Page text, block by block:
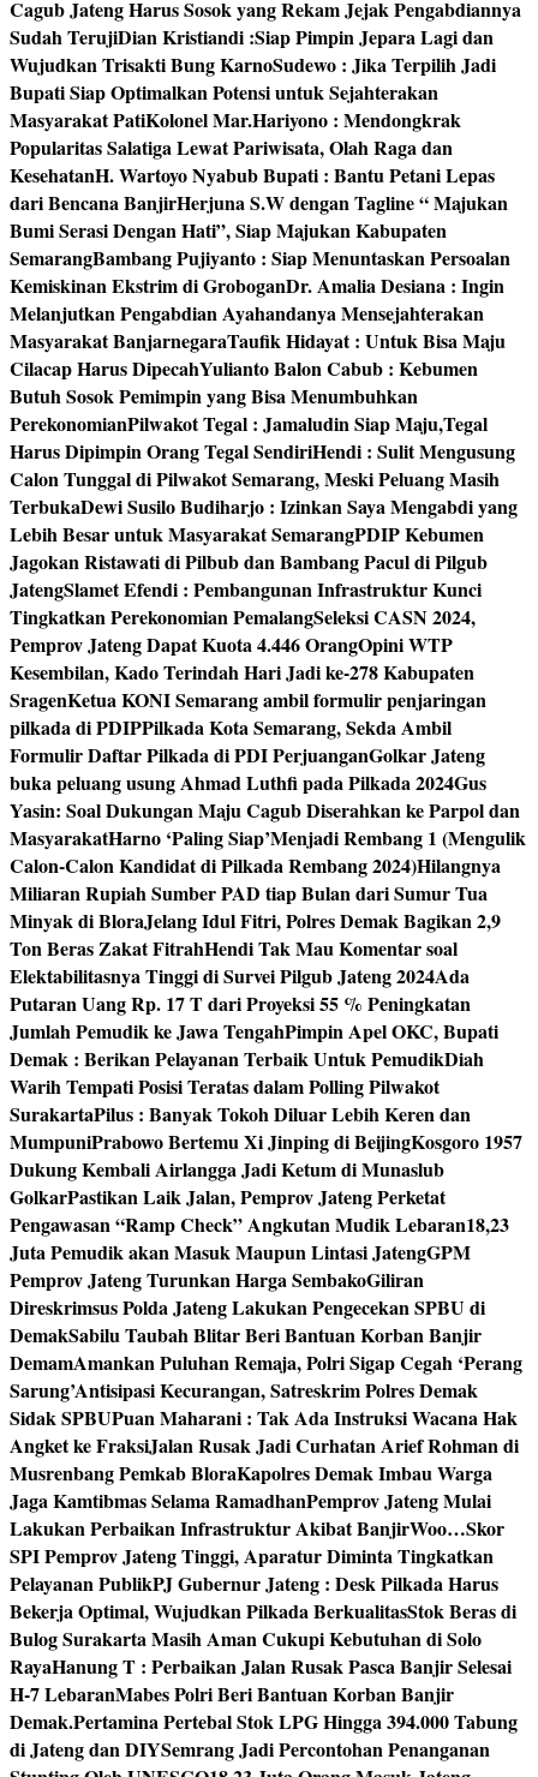
Cagub Jateng Harus Sosok yang Rekam Jejak Pengabdiannya
Sudah TerujiDian Kristiandi :Siap Pimpin Jepara Lagi dan
Wujudkan Trisakti Bung KarnoSudewo : Jika Terpilih Jadi
Bupati Siap Optimalkan Potensi untuk Sejahterakan
Masyarakat PatiKolonel Mar.Hariyono : Mendongkrak
Popularitas Salatiga Lewat Pariwisata, Olah Raga dan
KesehatanH. Wartoyo Nyabub Bupati : Bantu Petani Lepas
dari Bencana BanjirHerjuna S.W dengan Tagline “ Majukan
Bumi Serasi Dengan Hati”, Siap Majukan Kabupaten
SemarangBambang Pujiyanto : Siap Menuntaskan Persoalan
Kemiskinan Ekstrim di GroboganDr. Amalia Desiana : Ingin
Melanjutkan Pengabdian Ayahandanya Mensejahterakan
Masyarakat BanjarnegaraTaufik Hidayat : Untuk Bisa Maju
Cilacap Harus DipecahYulianto Balon Cabub : Kebumen
Butuh Sosok Pemimpin yang Bisa Menumbuhkan
PerekonomianPilwakot Tegal : Jamaludin Siap Maju,Tegal
Harus Dipimpin Orang Tegal SendiriHendi : Sulit Mengusung
Calon Tunggal di Pilwakot Semarang, Meski Peluang Masih
TerbukaDewi Susilo Budiharjo : Izinkan Saya Mengabdi yang
Lebih Besar untuk Masyarakat SemarangPDIP Kebumen
Jagokan Ristawati di Pilbub dan Bambang Pacul di Pilgub
JatengSlamet Efendi : Pembangunan Infrastruktur Kunci
Tingkatkan Perekonomian PemalangSeleksi CASN 2024,
Pemprov Jateng Dapat Kuota 4.446 OrangOpini WTP
Kesembilan, Kado Terindah Hari Jadi ke-278 Kabupaten
SragenKetua KONI Semarang ambil formulir penjaringan
pilkada di PDIPPilkada Kota Semarang, Sekda Ambil
Formulir Daftar Pilkada di PDI PerjuanganGolkar Jateng
buka peluang usung Ahmad Luthfi pada Pilkada 2024Gus
Yasin: Soal Dukungan Maju Cagub Diserahkan ke Parpol dan
MasyarakatHarno ‘Paling Siap’Menjadi Rembang 1 (Mengulik
Calon-Calon Kandidat di Pilkada Rembang 2024)Hilangnya
Miliaran Rupiah Sumber PAD tiap Bulan dari Sumur Tua
Minyak di BloraJelang Idul Fitri, Polres Demak Bagikan 2,9
Ton Beras Zakat FitrahHendi Tak Mau Komentar soal
Elektabilitasnya Tinggi di Survei Pilgub Jateng 2024Ada
Putaran Uang Rp. 17 T dari Proyeksi 55 % Peningkatan
Jumlah Pemudik ke Jawa TengahPimpin Apel OKC, Bupati
Demak : Berikan Pelayanan Terbaik Untuk PemudikDiah
Warih Tempati Posisi Teratas dalam Polling Pilwakot
SurakartaPilus : Banyak Tokoh Diluar Lebih Keren dan
MumpuniPrabowo Bertemu Xi Jinping di BeijingKosgoro 1957
Dukung Kembali Airlangga Jadi Ketum di Munaslub
GolkarPastikan Laik Jalan, Pemprov Jateng Perketat
Pengawasan “Ramp Check” Angkutan Mudik Lebaran18,23
Juta Pemudik akan Masuk Maupun Lintasi JatengGPM
Pemprov Jateng Turunkan Harga SembakoGiliran
Direskrimsus Polda Jateng Lakukan Pengecekan SPBU di
DemakSabilu Taubah Blitar Beri Bantuan Korban Banjir
DemamAmankan Puluhan Remaja, Polri Sigap Cegah ‘Perang
Sarung’Antisipasi Kecurangan, Satreskrim Polres Demak
Sidak SPBUPuan Maharani : Tak Ada Instruksi Wacana Hak
Angket ke FraksiJalan Rusak Jadi Curhatan Arief Rohman di
Musrenbang Pemkab BloraKapolres Demak Imbau Warga
Jaga Kamtibmas Selama RamadhanPemprov Jateng Mulai
Lakukan Perbaikan Infrastruktur Akibat BanjirWoo…Skor
SPI Pemprov Jateng Tinggi, Aparatur Diminta Tingkatkan
Pelayanan PublikPJ Gubernur Jateng : Desk Pilkada Harus
Bekerja Optimal, Wujudkan Pilkada BerkualitasStok Beras di
Bulog Surakarta Masih Aman Cukupi Kebutuhan di Solo
RayaHanung T : Perbaikan Jalan Rusak Pasca Banjir Selesai
H-7 LebaranMabes Polri Beri Bantuan Korban Banjir
Demak.Pertamina Pertebal Stok LPG Hingga 394.000 Tabung
di Jateng dan DIYSemrang Jadi Percontohan Penanganan